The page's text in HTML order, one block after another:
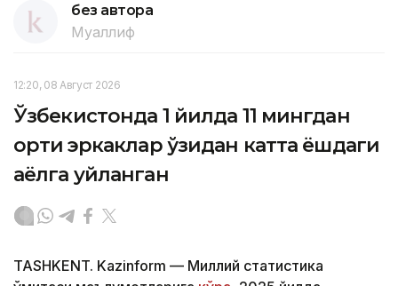
без автора
Муаллиф
12:20, 08 Август 2026
Ўзбекистонда 1 йилда 11 мингдан
ортиқ эркаклар ўзидан катта ёшдаги
аёлга уйланган
TASHKENT. Kazinform — Миллий статистика